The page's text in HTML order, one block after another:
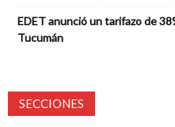
EDET anunció un tarifazo de
Tucumán
SECCIONES